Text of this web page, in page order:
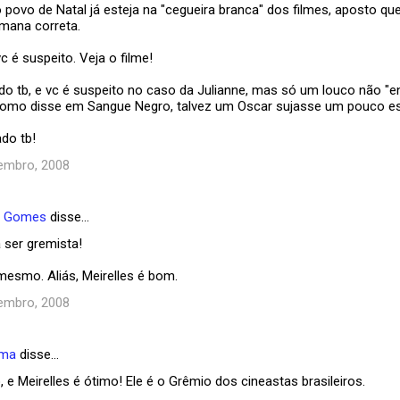
povo de Natal já esteja na "cegueira branca" dos filmes, aposto
correta.
é suspeito. Veja o filme!
tb, e vc é suspeito no caso da Julianne, mas só um louco não
disse em Sangue Negro, talvez um Oscar sujasse um pouco
tb!
2008
Gomes disse…
ser gremista!
Aliás, Meirelles é bom.
2008
disse…
e Meirelles é ótimo! Ele é o Grêmio dos cineastas brasileiros.